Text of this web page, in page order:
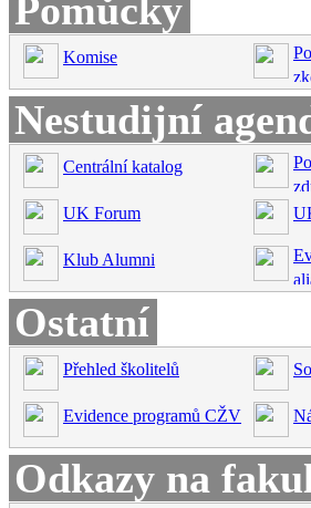
Pomůcky
Komise
Nestudijní
Centrální katalog
UK Forum
Klub Alumni
Ostatní
Přehled školitelů
Evidence programů CŽV
Odkazy na